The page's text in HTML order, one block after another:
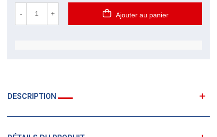
- + Ajouter au panier
DESCRIPTION